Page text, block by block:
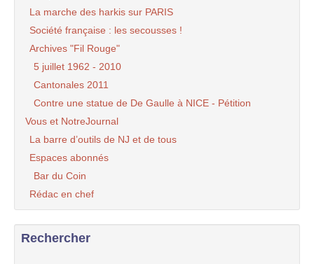
La marche des harkis sur PARIS
Société française : les secousses !
Archives "Fil Rouge"
5 juillet 1962 - 2010
Cantonales 2011
Contre une statue de De Gaulle à NICE - Pétition
Vous et NotreJournal
La barre d’outils de NJ et de tous
Espaces abonnés
Bar du Coin
Rédac en chef
Rechercher